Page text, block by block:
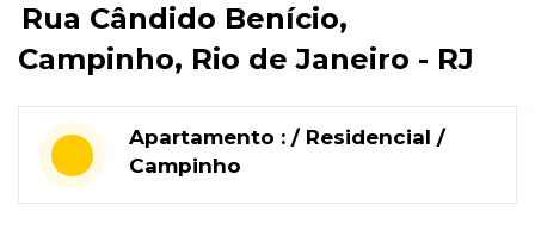
Rua Cândido Benício,
Campinho, Rio de Janeiro - RJ
Apartamento : / Residencial /
Campinho